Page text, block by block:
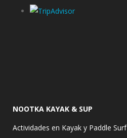
NOOTKA KAYAK & SUP
Actividades en Kayak y Paddle Surf